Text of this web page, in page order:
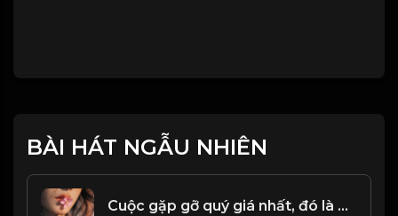
BÀI HÁT NGẪU NHIÊN
Cuộc gặp gỡ quý giá nhất, đó là gặp lại chính mình ở một thời điểm nào đó trong cuộc đời! & Đạo